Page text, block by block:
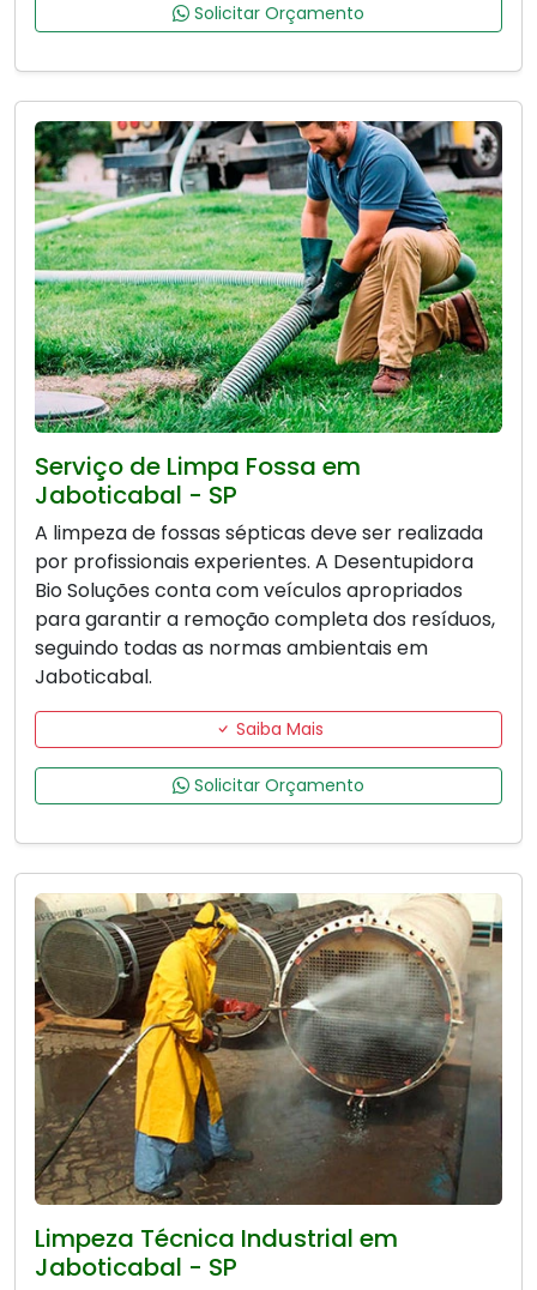
Solicitar Orçamento
Serviço de Limpa Fossa em
Jaboticabal - SP
A limpeza de fossas sépticas deve ser realizada
por profissionais experientes. A Desentupidora
Bio Soluções conta com veículos apropriados
para garantir a remoção completa dos resíduos,
seguindo todas as normas ambientais em
Jaboticabal.
Saiba Mais
Solicitar Orçamento
Limpeza Técnica Industrial em
Jaboticabal - SP